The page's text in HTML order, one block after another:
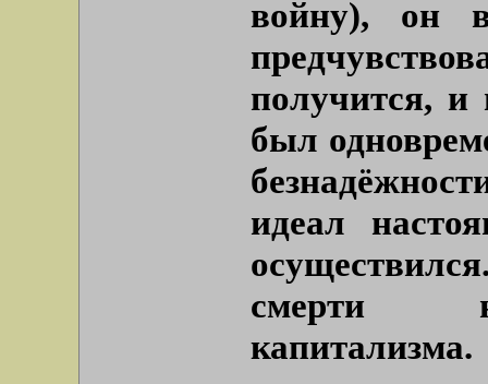
войну), он
получится, и
был
идеал
смерти
капитализма.